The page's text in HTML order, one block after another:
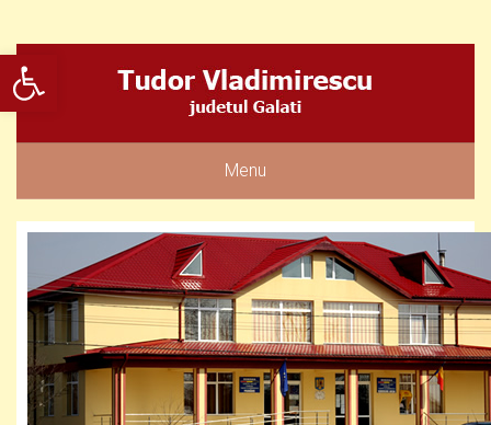
Deschide bara de unelte
Menu